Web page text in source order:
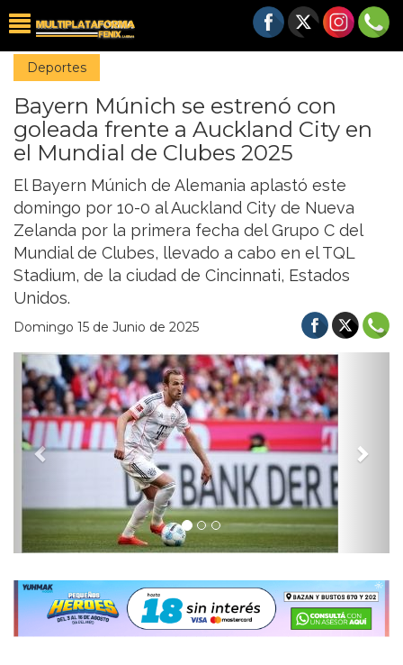
Deportes
Bayern Múnich se estrenó con
goleada frente a Auckland City en
el Mundial de Clubes 2025
El Bayern Múnich de Alemania aplastó este
domingo por 10-0 al Auckland City de Nueva
Zelanda por la primera fecha del Grupo C del
Mundial de Clubes, llevado a cabo en el TQL
Stadium, de la ciudad de Cincinnati, Estados
Unidos.
Domingo 15 de Junio de 2025
Previous